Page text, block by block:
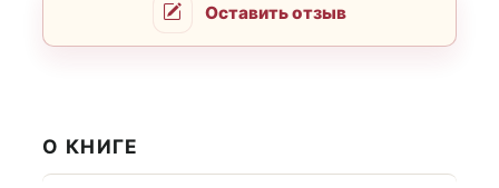
Оставить отзыв
О КНИГЕ